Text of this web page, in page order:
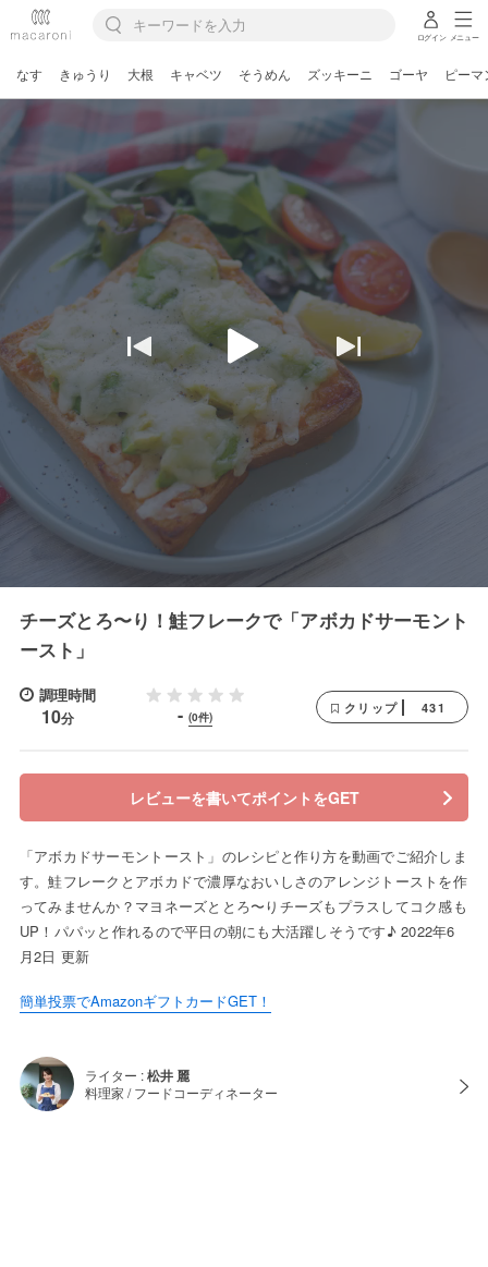
ログイン メニュー
なす きゅうり 大根 キャベツ そうめん ズッキーニ ゴーヤ ピーマ
チーズとろ〜り！鮭フレークで「アボカドサーモント
ースト」
調理時間
10分 - (0件)
クリップ 431
レビューを書いてポイントをGET
「アボカドサーモントースト」のレシピと作り方を動画でご紹介しま
す。鮭フレークとアボカドで濃厚なおいしさのアレンジトーストを作
ってみませんか？マヨネーズととろ〜りチーズもプラスしてコク感も
UP！パパッと作れるので平日の朝にも大活躍しそうです♪ 2022年6
月2日 更新
簡単投票でAmazonギフトカードGET！
ライター :松井 麗
料理家 / フードコーディネーター